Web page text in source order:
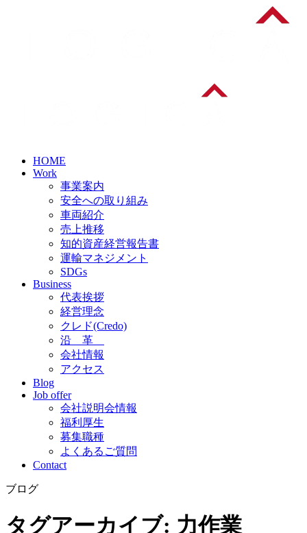
HOME
Work
事業案内
安全への取り組み
車両紹介
売上推移
知的資産経営報告書
運輸マネジメント
SDGs
Business
代表挨拶
経営理念
クレド(Credo)
沿 革
会社情報
アクセス
Blog
Job offer
会社説明会情報
福利厚生
募集職種
よくあるご質問
Contact
ブログ
タグアーカイブ: 力作業